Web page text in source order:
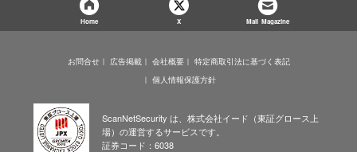
Home X Mail Magazine
お問合せ 広告掲載 会社概要
特定商取引法に基づく表記
個人情報保護方針
ScanNetSecurity は、株式会社イード（東証グロース上
場）の運営するサービスです。
証券コード：6038